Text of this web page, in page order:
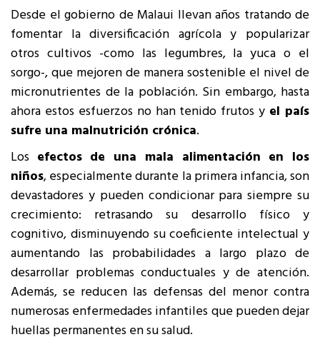
Desde el gobierno de Malaui llevan años tratando de
fomentar la diversificación agrícola y popularizar
otros cultivos -como las legumbres, la yuca o el
sorgo-, que mejoren de manera sostenible el nivel de
micronutrientes de la población. Sin embargo, hasta
ahora estos esfuerzos no han tenido frutos y el país
sufre una malnutrición crónica.
Los efectos de una mala alimentación en los
niños, especialmente durante la primera infancia, son
devastadores y pueden condicionar para siempre su
crecimiento: retrasando su desarrollo físico y
cognitivo, disminuyendo su coeficiente intelectual y
aumentando las probabilidades a largo plazo de
desarrollar problemas conductuales y de atención.
Además, se reducen las defensas del menor contra
numerosas enfermedades infantiles que pueden dejar
huellas permanentes en su salud.